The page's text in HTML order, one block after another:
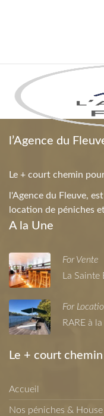
l’Agence du
Le + court chemin
l'Agence du Fleuve,
location de péniches
A la Une
For Vente
La Sainte
For
RARE à
Le + court chemin
Accueil
Nos péniches &